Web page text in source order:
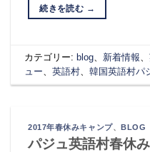
続きを読む →
カテゴリー:blog 新着情報 、
ュー 、英語村 、韓国英語村パ
2017年春休みキャンプ、 BLOG
パジュ英語村春休